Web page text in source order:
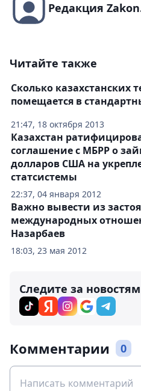
Редакция
Читайте также
21:47, 18 октября 2013
Сколько казахстанских
помещается в
22:37, 04 января 2012
Казахстан
соглашение с МБРР о
долларов США на
статсистемы
18:03, 23 мая 2012
Важно вывести из
международных
Назарбаев
Следите за
Комментарии 0